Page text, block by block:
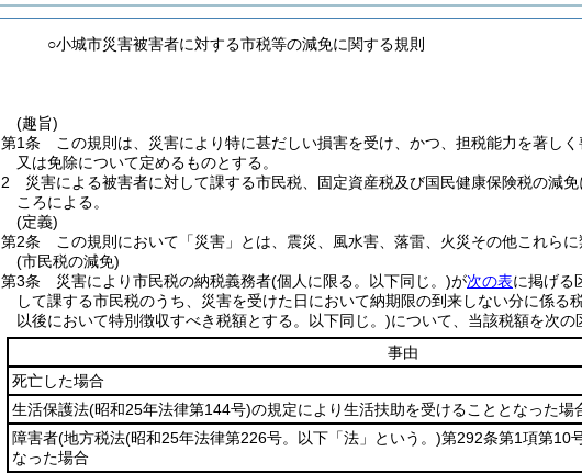
○小城市災害被害者に対する市税等の減免に関する規則
(趣旨)
第1条
この規則は、災害により特に甚だしい損害を受け、かつ、担税能力を著し
又は免除について定めるものとする。
2
災害による被害者に対して課する市民税、固定資産税及び国民健康保険税の減
ころによる。
(定義)
第2条
この規則において「災害」とは、震災、風水害、落雷、火災その他これらに
(市民税の減免)
第3条
災害により市民税の納税義務者(個人に限る。以下同じ。)が次の表に掲げる
して課する市民税のうち、災害を受けた日において納期限の到来しない分に係る
以後において特別徴収すべき税額とする。以下同じ。)について、当該税額を次の
事由
死亡した場合
生活保護法(昭和25年法律第144号)の規定により生活扶助を受けることとなった場
障害者(地方税法(昭和25年法律第226号。以下「法」という。)第292条第1項第10
なった場合